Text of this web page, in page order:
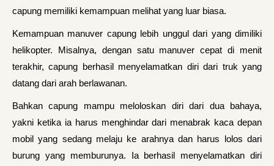
capung memiliki kemampuan melihat yang luar biasa.
Kemampuan manuver capung lebih unggul dari yang dimiliki
helikopter. Misalnya, dengan satu manuver cepat di menit
terakhir, capung berhasil menyelamatkan diri dari truk yang
datang dari arah berlawanan.
Bahkan capung mampu meloloskan diri dari dua bahaya,
yakni ketika ia harus menghindar dari menabrak kaca depan
mobil yang sedang melaju ke arahnya dan harus lolos dari
burung yang memburunya. Ia berhasil menyelamatkan diri